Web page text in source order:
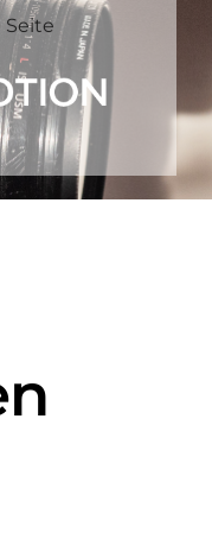
Seite